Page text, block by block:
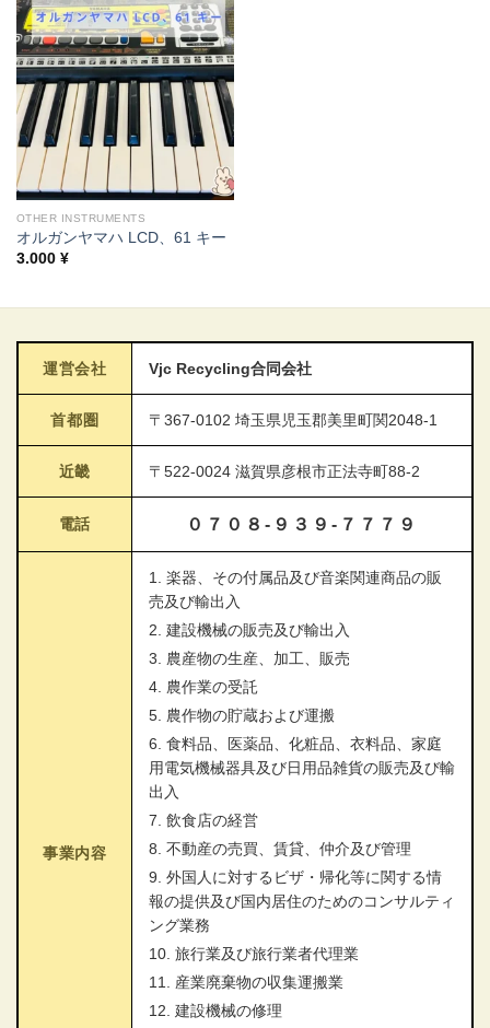
OTHER INSTRUMENTS
オルガンヤマハ LCD、61 キー
3.000 ¥
運営会社 Vjc Recycling合同会社
首都圏 〒367-0102 埼玉県児玉郡美里町関2048-1
近畿 〒522-0024 滋賀県彦根市正法寺町88-2
電話 ０７０８-９３９-７７７９
事業内容
1. 楽器、その付属品及び音楽関連商品の販
売及び輸出入
2. 建設機械の販売及び輸出入
3. 農産物の生産、加工、販売
4. 農作業の受託
5. 農作物の貯蔵および運搬
6. 食料品、医薬品、化粧品、衣料品、家庭
用電気機械器具及び日用品雑貨の販売及び輸
出入
7. 飲食店の経営
8. 不動産の売買、賃貸、仲介及び管理
9. 外国人に対するビザ・帰化等に関する情
報の提供及び国内居住のためのコンサルティ
ング業務
10. 旅行業及び旅行業者代理業
11. 産業廃棄物の収集運搬業
12. 建設機械の修理